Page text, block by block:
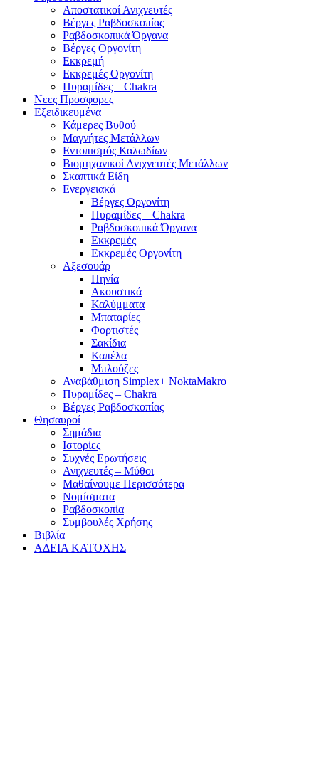
Αποστατικοί Ανιχνευτές
Βέργες Ραβδοσκοπίας
Ραβδοσκοπικά Όργανα
Βέργες Οργονίτη
Εκκρεμή
Εκκρεμές Οργονίτη
Πυραμίδες – Chakra
Νεες Προσφορες
Εξειδικευμένα
Κάμερες Βυθού
Μαγνήτες Μετάλλων
Εντοπισμός Καλωδίων
Βιομηχανικοί Ανιχνευτές Μετάλλων
Σκαπτικά Είδη
Ενεργειακά
Βέργες Οργονίτη
Πυραμίδες – Chakra
Ραβδοσκοπικά Όργανα
Εκκρεμές
Εκκρεμές Οργονίτη
Αξεσουάρ
Πηνία
Ακουστικά
Καλύμματα
Μπαταρίες
Φορτιστές
Σακίδια
Καπέλα
Μπλούζες
Αναβάθμιση Simplex+ NoktaMakro
Πυραμίδες – Chakra
Βέργες Ραβδοσκοπίας
Θησαυροί
Σημάδια
Ιστορίες
Συχνές Ερωτήσεις
Ανιχνευτές – Μύθοι
Μαθαίνουμε Περισσότερα
Νομίσματα
Ραβδοσκοπία
Συμβουλές Χρήσης
Βιβλία
ΑΔΕΙΑ ΚΑΤΟΧΗΣ